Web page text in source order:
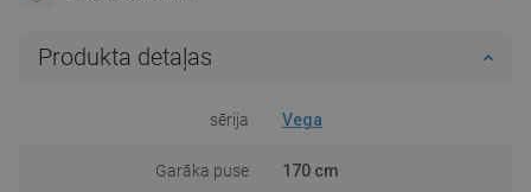
Produkta detaļas
sērija Vega
Garāka puse 170 cm